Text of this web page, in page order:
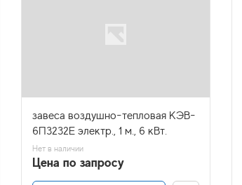
завеса воздушно-тепловая КЭВ-
6П3232Е электр., 1 м., 6 кВт.
Нет в наличии
Цена по запросу